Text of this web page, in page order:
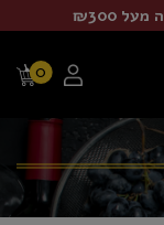
₪300
0